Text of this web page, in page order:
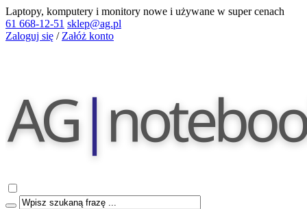
Laptopy, komputery i monitory nowe i używane w super cenach
61 668-12-51 sklep@ag.pl
Zaloguj się / Załóż konto